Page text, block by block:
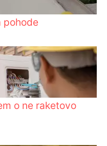
pohode
o ne raketovo